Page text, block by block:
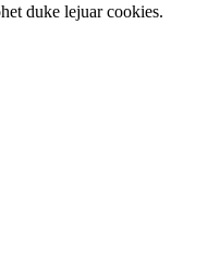
duke lejuar cookies.